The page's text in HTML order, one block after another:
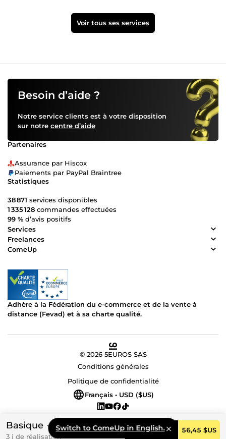
Basique
3 j de réalisation
Commander 56,45 $US
Voir tous ses services
Switch to ComeUp in English.
Besoin d’aide ?
Notre service clients est à votre disposition
sur notre centre d’aide
Partenaires
Assurance par Hiscox
Paiements par PayPal Braintree
Statistiques
38 871 services disponibles
1 335 128 commandes effectuées
99 % d’avis positifs
Services
Freelances
ComeUp
Adhère à la Fédération du e-commerce et de la vente à
distance (Fevad) et à sa charte qualité.
© 2026 5EUROS SAS
Conditions générales
Politique de confidentialité
Français • USD ($US)